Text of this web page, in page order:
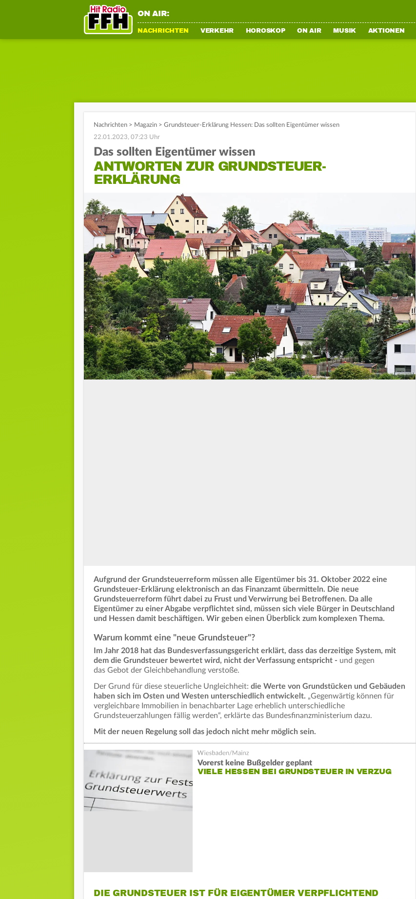
ON AIR:
NACHRICHTEN VERKEHR HOROSKOP ON AIR MUSIK AKTIONEN
Nachrichten > Magazin > Grundsteuer-Erklärung Hessen: Das sollten Eigentümer wissen
22.01.2023, 07:23 Uhr
Das sollten Eigentümer wissen
ANTWORTEN ZUR GRUNDSTEUER-
ERKLÄRUNG
Aufgrund der Grundsteuerreform müssen alle Eigentümer bis 31. Oktober 2022 eine
Grundsteuer-Erklärung elektronisch an das Finanzamt übermitteln. Die neue
Grundsteuerreform führt dabei zu Frust und Verwirrung bei Betroffenen. Da alle
Eigentümer zu einer Abgabe verpflichtet sind, müssen sich viele Bürger in Deutschland
und Hessen damit beschäftigen. Wir geben einen Überblick zum komplexen Thema.
Warum kommt eine "neue Grundsteuer"?
Im Jahr 2018 hat das Bundesverfassungsgericht erklärt, dass das derzeitige System, mit
dem die Grundsteuer bewertet wird, nicht der Verfassung entspricht - und gegen
das Gebot der Gleichbehandlung verstoße.
Der Grund für diese steuerliche Ungleichheit: die Werte von Grundstücken und Gebäuden
haben sich im Osten und Westen unterschiedlich entwickelt. „Gegenwärtig können für
vergleichbare Immobilien in benachbarter Lage erheblich unterschiedliche
Grundsteuerzahlungen fällig werden“, erklärte das Bundesfinanzministerium dazu.
Mit der neuen Regelung soll das jedoch nicht mehr möglich sein.
Vorerst keine Bußgelder geplant
VIELE HESSEN BEI GRUNDSTEUER IN VERZUG
DIE GRUNDSTEUER IST FÜR EIGENTÜMER VERPFLICHTEND